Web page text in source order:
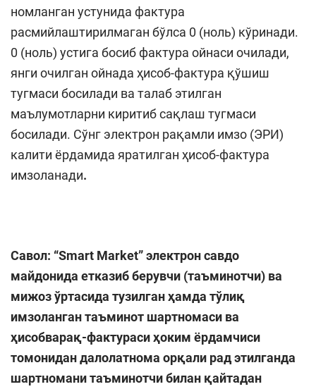
номланган устунида фактура
расмийлаштирилмаган бўлса 0 (ноль) кўринади.
0 (ноль) устига босиб фактура ойнаси очилади,
янги очилган ойнада ҳисоб-фактура қўшиш
тугмаси босилади ва талаб этилган
маълумотларни киритиб сақлаш тугмаси
босилади. Сўнг электрон рақамли имзо (ЭРИ)
калити ёрдамида яратилган ҳисоб-фактура
имзоланади.
Савол: “Smart Market” электрон савдо
майдонида етказиб берувчи (таъминотчи) ва
мижоз ўртасида тузилган ҳамда тўлиқ
имзоланган таъминот шартномаси ва
ҳисобварақ-фактураси ҳоким ёрдамчиси
томонидан далолатнома орқали рад этилганда
шартномани таъминотчи билан қайтадан